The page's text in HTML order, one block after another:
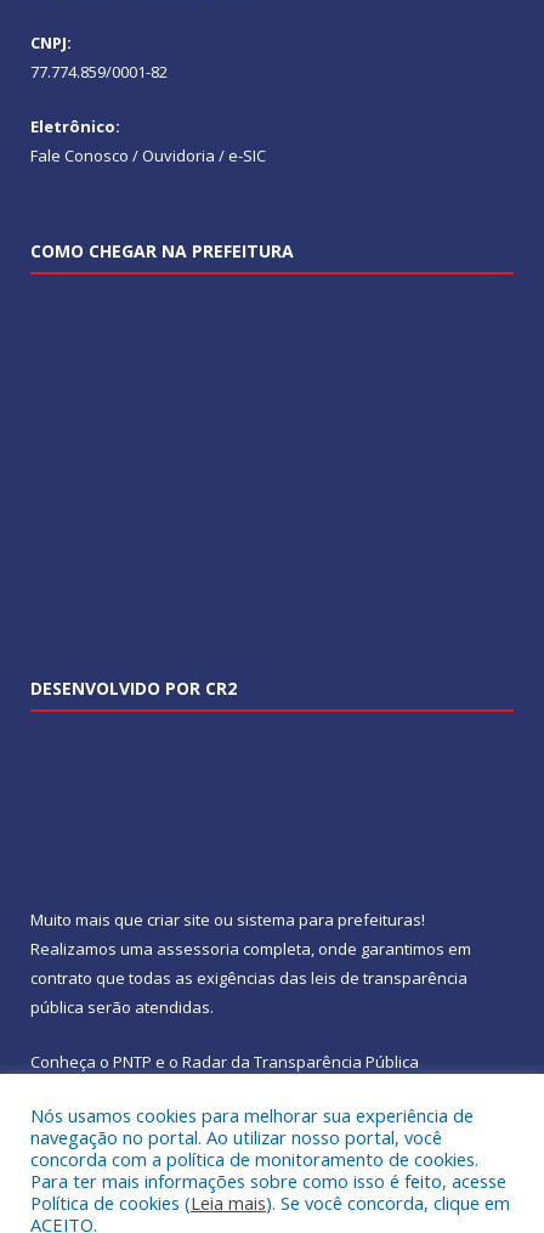
CNPJ:
77.774.859/0001-82
Eletrônico:
Fale Conosco / Ouvidoria / e-SIC
COMO CHEGAR NA PREFEITURA
DESENVOLVIDO POR CR2
Muito mais que criar site ou sistema para prefeituras!
Realizamos uma assessoria completa, onde garantimos em
contrato que todas as exigências das leis de transparência
pública serão atendidas.
Conheça o PNTP e o Radar da Transparência Pública
Todos os direitos reservados a Prefeitura Municipal de
Rebouças.
Nós usamos cookies para melhorar sua experiência de
navegação no portal. Ao utilizar nosso portal, você
concorda com a política de monitoramento de cookies.
Para ter mais informações sobre como isso é feito, acesse
Política de cookies (Leia mais). Se você concorda, clique em
ACEITO.